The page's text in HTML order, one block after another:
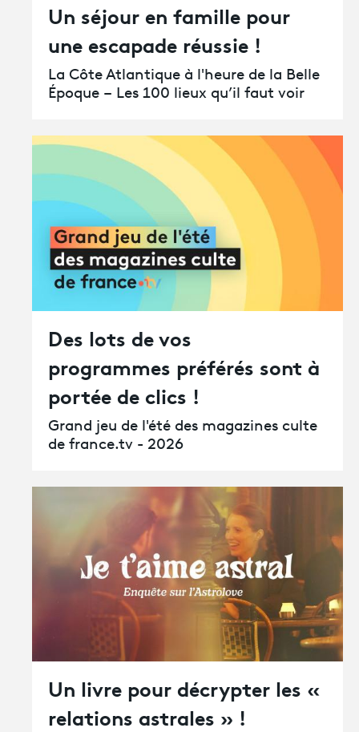
Un séjour en famille pour
une escapade réussie !
La Côte Atlantique à l'heure de la Belle
Époque – Les 100 lieux qu’il faut voir
Des lots de vos
programmes préférés sont à
portée de clics !
Grand jeu de l'été des magazines culte
de france.tv - 2026
Un livre pour décrypter les «
relations astrales » !